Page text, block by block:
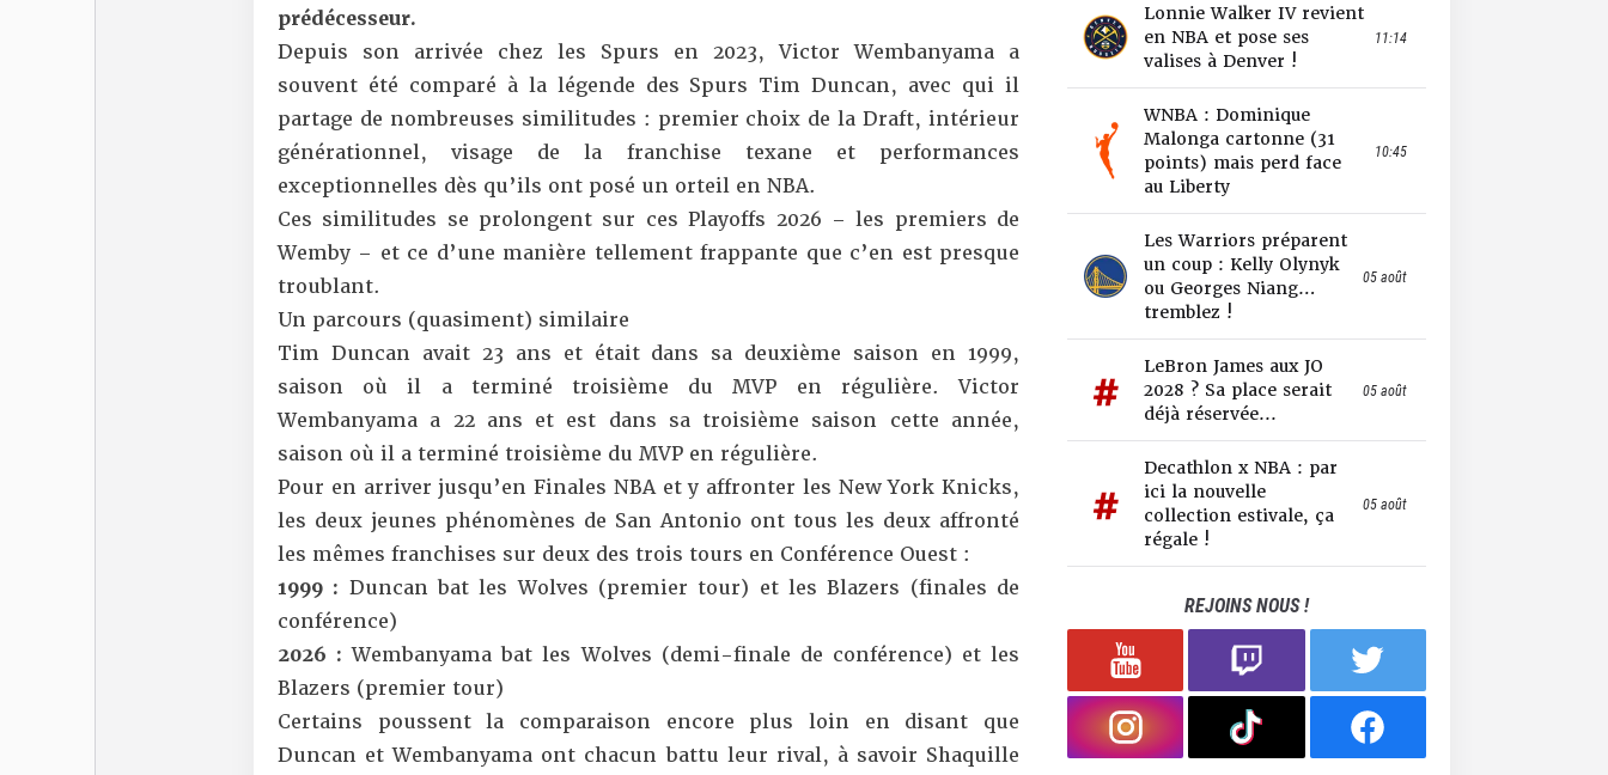
prédécesseur.
Depuis son arrivée chez les Spurs en 2023, Victor Wembanyama a
souvent été comparé à la légende des Spurs Tim Duncan, avec qui il
partage de nombreuses similitudes : premier choix de la Draft, intérieur
générationnel, visage de la franchise texane et performances
exceptionnelles dès qu’ils ont posé un orteil en NBA.
Ces similitudes se prolongent sur ces Playoffs 2026 – les premiers de
Wemby – et ce d’une manière tellement frappante que c’en est presque
troublant.
Un parcours (quasiment) similaire
Tim Duncan avait 23 ans et était dans sa deuxième saison en 1999,
saison où il a terminé troisième du MVP en régulière. Victor
Wembanyama a 22 ans et est dans sa troisième saison cette année,
saison où il a terminé troisième du MVP en régulière.
Pour en arriver jusqu’en Finales NBA et y affronter les New York Knicks,
les deux jeunes phénomènes de San Antonio ont tous les deux affronté
les mêmes franchises sur deux des trois tours en Conférence Ouest :
1999 : Duncan bat les Wolves (premier tour) et les Blazers (finales de
conférence)
2026 : Wembanyama bat les Wolves (demi-finale de conférence) et les
Blazers (premier tour)
Certains poussent la comparaison encore plus loin en disant que
Duncan et Wembanyama ont chacun battu leur rival, à savoir Shaquille
Lonnie Walker IV revient
en NBA et pose ses
valises à Denver !
11:14
WNBA : Dominique
Malonga cartonne (31
points) mais perd face
au Liberty
10:45
Les Warriors préparent
un coup : Kelly Olynyk
ou Georges Niang…
tremblez !
05 août
LeBron James aux JO
2028 ? Sa place serait
déjà réservée...
05 août
Decathlon x NBA : par
ici la nouvelle
collection estivale, ça
régale !
05 août
REJOINS NOUS !